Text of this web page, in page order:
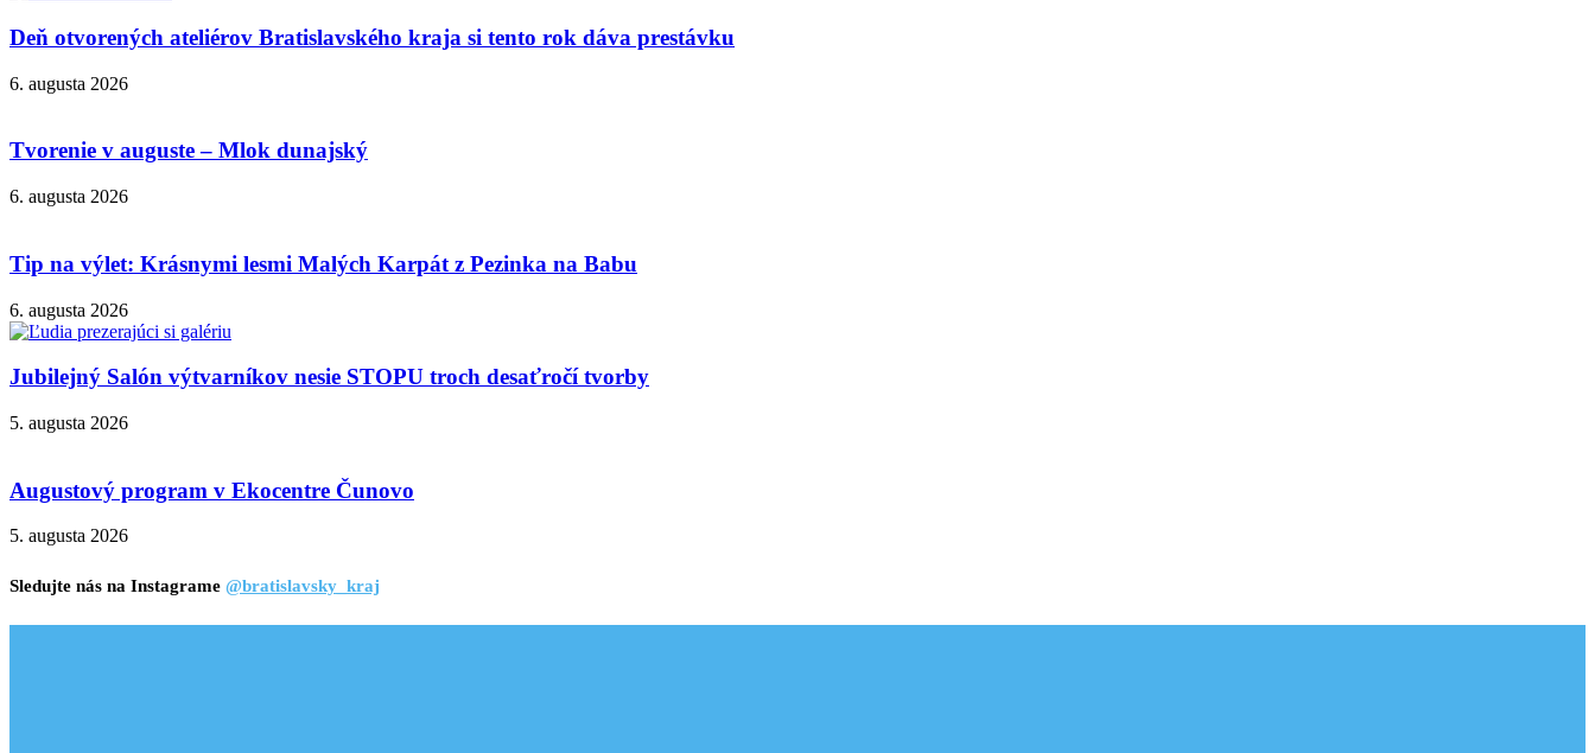
Deň otvorených ateliérov Bratislavského kraja si tento rok dáva prestávku
6. augusta 2026
Tvorenie v auguste – Mlok dunajský
6. augusta 2026
Tip na výlet: Krásnymi lesmi Malých Karpát z Pezinka na Babu
6. augusta 2026
Jubilejný Salón výtvarníkov nesie STOPU troch desaťročí tvorby
5. augusta 2026
Augustový program v Ekocentre Čunovo
5. augusta 2026
Sledujte nás na Instagrame @bratislavsky_kraj